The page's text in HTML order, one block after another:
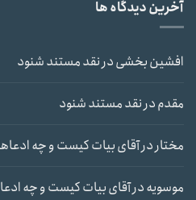
آخرین دیدگاه ها
افشین بخشیدرنقد مستند شنود
مقدمدرنقد مستند شنود
مختاردرآقای بیات کیست و چه
موسویهدرآقای بیات کیست و چه